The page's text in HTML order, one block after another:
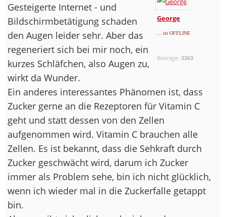
George
... ist OFFLINE
Beiträge:3263
Gesteigerte Internet - und
Bildschirmbetätigung schaden
den Augen leider sehr. Aber das
regeneriert sich bei mir noch, ein
kurzes Schläfchen, also Augen zu,
wirkt da Wunder.
Ein anderes interessantes Phänomen ist, dass
Zucker gerne an die Rezeptoren für Vitamin C
geht und statt dessen von den Zellen
aufgenommen wird. Vitamin C brauchen alle
Zellen. Es ist bekannt, dass die Sehkraft durch
Zucker geschwächt wird, darum ich Zucker
immer als Problem sehe, bin ich nicht glücklich,
wenn ich wieder mal in die Zuckerfalle getappt
bin.